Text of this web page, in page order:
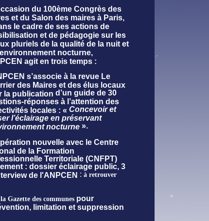
du 100ème Congrès des
et du Salon des maires à Paris,
le cadre de ses actions de
et de pédagogie sur les
pluriels de la qualité de la nuit et
nocturne,
agit en trois temps :
s’associe à la revue Le
des Maires et des élus locaux
la publication d’un guide de 30
réponses à l’attention des
locales : « Concevoir et
l’éclairage en préservant
nocturne ».
nouvelle avec le Centre
de la Formation
Territoriale (CNFPT)
: dossier éclairage public, 3
de l'ANPCEN : à retrouver
Gazette des communes pour
limitation et suppression